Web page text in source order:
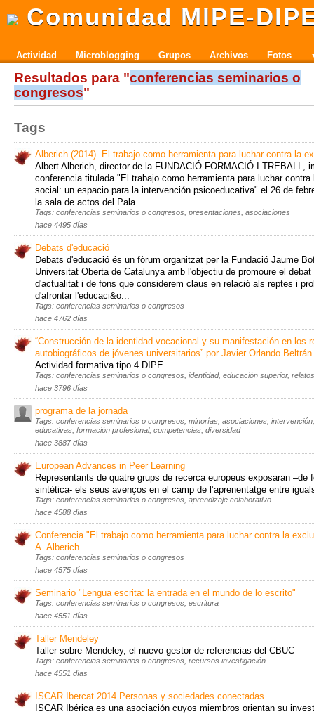
Comunidad MIPE-
Actividad Microblogging Grupos Archivos Fotos
Resultados para "conferencias seminarios o
congresos"
Tags
Alberich (2014). El trabajo como herramienta para luchar contra la
Albert Alberich, director de la FUNDACIÓ FORMACIÓ I TREBALL,
conferencia titulada "El trabajo como herramienta para luchar contra
social: un espacio para la intervención psicoeducativa" el 26 de
la sala de actos del Pala...
Tags: conferencias seminarios o congresos, presentaciones, asociaciones
hace 4495 días
Debats d'educació
Debats d'educació és un fòrum organitzat per la Fundació Jaume
Universitat Oberta de Catalunya amb l'objectiu de promoure el
d'actualitat i de fons que considerem claus en relació als reptes i
d'afrontar l'educaci&o...
Tags: conferencias seminarios o congresos
hace 4762 días
“Construcción de la identidad vocacional y su manifestación en los
autobiográficos de jóvenes universitarios” por Javier Orlando Beltrán
Actividad formativa tipo 4 DIPE
Tags: conferencias seminarios o congresos, identidad, educación superior,
hace 3796 días
programa de la jornada
Tags: conferencias seminarios o congresos, minorías, asociaciones,
educativas, formación profesional, competencias, diversidad
hace 3887 días
European Advances in Peer Learning
Representants de quatre grups de recerca europeus exposaran –de
sintètica- els seus avenços en el camp de l’aprenentatge entre
Tags: conferencias seminarios o congresos, aprendizaje colaborativo
hace 4588 días
Conferencia "El trabajo como herramienta para luchar contra la
A. Alberich
Tags: conferencias seminarios o congresos
hace 4575 días
Seminario "Lengua escrita: la entrada en el mundo de lo escrito"
Tags: conferencias seminarios o congresos, escritura
hace 4551 días
Taller Mendeley
Taller sobre Mendeley, el nuevo gestor de referencias del CBUC
Tags: conferencias seminarios o congresos, recursos investigación
hace 4551 días
ISCAR Ibercat 2014 Personas y sociedades conectadas
ISCAR Ibérica es una asociación cuyos miembros orientan su